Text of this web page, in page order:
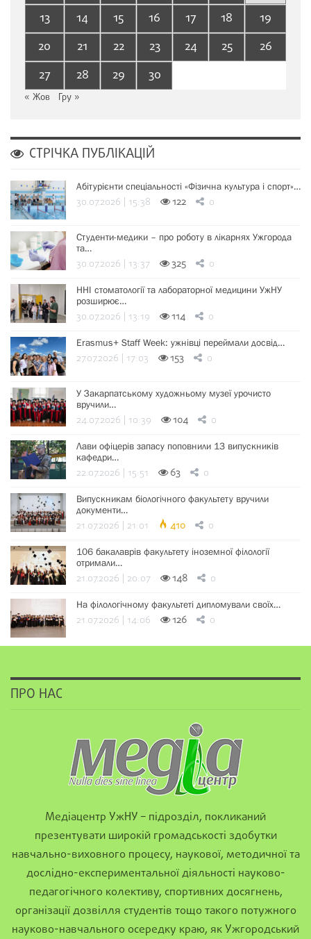
13
14 15 16 17 18
19
20
21 22 23 24 25
26
27
28 29 30
« Жов Гру »
СТРІЧКА ПУБЛІКАЦІЙ
Абітурієнти спеціальності «Фізична культура і спорт»…
30.07.2026 | 15:38 122 0
Студенти-медики – про роботу в лікарнях Ужгорода
та…
30.07.2026 | 13:37 325 0
ННІ стоматології та лабораторної медицини УжНУ
розширює…
30.07.2026 | 13:19 114 0
Erasmus+ Staff Week: ужнівці переймали досвід…
27.07.2026 | 17:03 153 0
У Закарпатському художньому музеї урочисто
вручили…
24.07.2026 | 10:39 104 0
Лави офіцерів запасу поповнили 13 випускників
кафедри…
22.07.2026 | 15:51 63 0
Випускникам біологічного факультету вручили
документи…
21.07.2026 | 21:01 410 0
106 бакалаврів факультету іноземної філології
отримали…
21.07.2026 | 20:07 148 0
На філологічному факультеті дипломували своїх…
21.07.2026 | 14:06 126 0
ПРО НАС
Медіацентр УжНУ – підрозділ, покликаний
презентувати широкій громадськості здобутки
навчально-виховного процесу, наукової, методичної та
дослідно-експериментальної діяльності науково-
педагогічного колективу, спортивних досягнень,
організації дозвілля студентів тощо такого потужного
науково-навчального осередку краю, як Ужгородський